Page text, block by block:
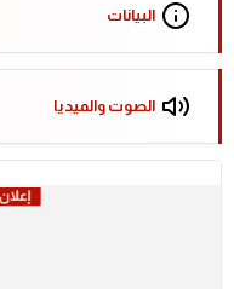
البيانات
الصوت والميديا